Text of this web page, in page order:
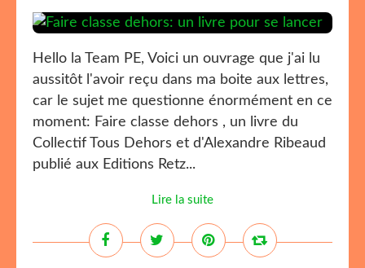
Hello la Team PE, Voici un ouvrage que j'ai lu
aussitôt l'avoir reçu dans ma boite aux lettres,
car le sujet me questionne énormément en ce
moment: Faire classe dehors , un livre du
Collectif Tous Dehors et d'Alexandre Ribeaud
publié aux Editions Retz...
Lire la suite